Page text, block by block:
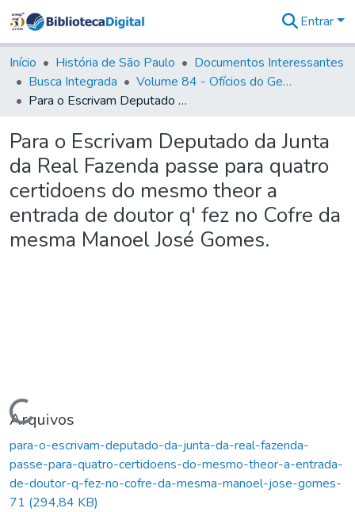
&
Coleções
Tudo na
Biblioteca
Estatísticas
Entrar
Início História de São Paulo
Documentos Interessantes
Busca Integrada
Volume 84 - Ofícios do General Martins Lopes de Saldanha (Governador da Capitania): 1782- 1786
Para o Escrivam Deputado da Junta da Real Fazenda passe para quatro certidoens do mesmo theor a entrada de doutor q' fez no Cofre da mesma Manoel José Gomes.
Para o Escrivam Deputado da Junta
da Real Fazenda passe para quatro
certidoens do mesmo theor a
entrada de doutor q' fez no Cofre da
mesma Manoel José Gomes.
Carregando...
Arquivos
para-o-escrivam-deputado-da-junta-da-real-fazenda-
passe-para-quatro-certidoens-do-mesmo-theor-a-entrada-
de-doutor-q-fez-no-cofre-da-mesma-manoel-jose-gomes-
71 (294,84 KB)